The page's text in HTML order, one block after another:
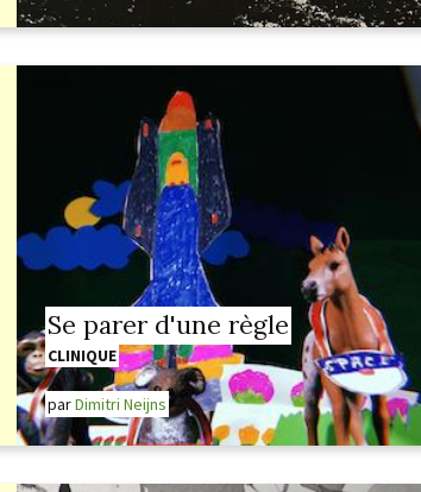
Se parer d'une règle
CLINIQUE
parDimitri Neijns